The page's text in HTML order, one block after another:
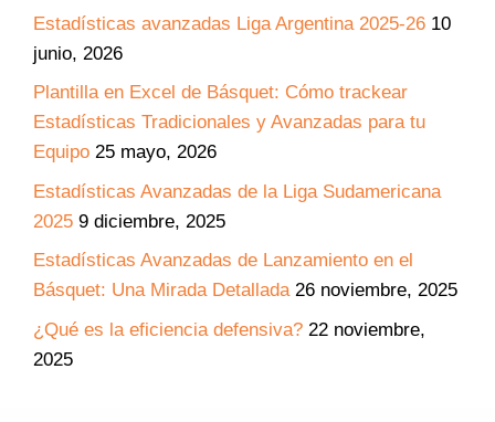
Estadísticas avanzadas Liga Argentina 2025-26 10
junio, 2026
Plantilla en Excel de Básquet: Cómo trackear
Estadísticas Tradicionales y Avanzadas para tu
Equipo 25 mayo, 2026
Estadísticas Avanzadas de la Liga Sudamericana
2025 9 diciembre, 2025
Estadísticas Avanzadas de Lanzamiento en el
Básquet: Una Mirada Detallada 26 noviembre, 2025
¿Qué es la eficiencia defensiva? 22 noviembre,
2025